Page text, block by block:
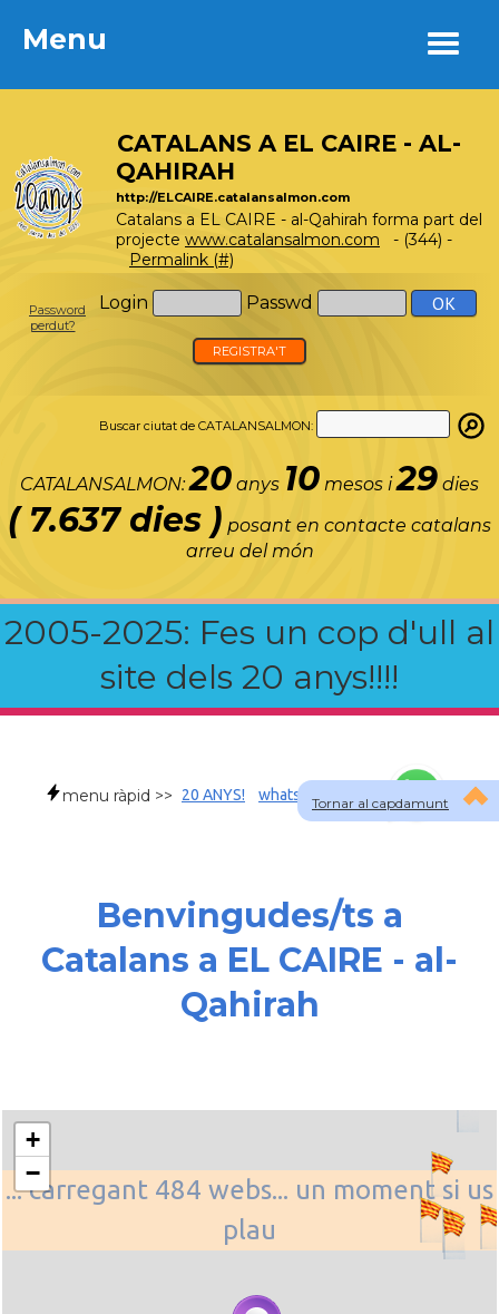
Menu
CATALANS A EL CAIRE - AL-
QAHIRAH
http://ELCAIRE.catalansalmon.com
Catalans a EL CAIRE - al-Qahirah forma part del
projecte www.catalansalmon.com - (344) -
Permalink (#)
Login Passwd
Password
perdut?
REGISTRA'T
Buscar ciutat de CATALANSALMON:
CATALANSALMON:20 anys 10 mesos i29 dies
( 7.637 dies ) posant en contacte catalans
arreu del món
2005-2025: Fes un cop d'ull al
site dels 20 anys!!!!
Menu
Tornar al capdamunt
menu ràpid >> 20 ANYS! whatsapp
Benvingudes/ts a
Catalans a EL CAIRE - al-
Qahirah
... carregant 484 webs... un moment si us
plau
+
−